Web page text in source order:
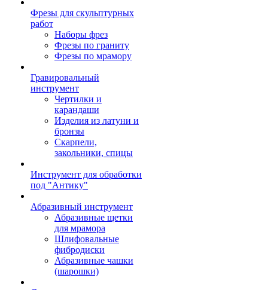
Фрезы для скульптурных
работ
Наборы фрез
Фрезы по граниту
Фрезы по мрамору
Гравировальный
инструмент
Чертилки и
карандаши
Изделия из латуни и
бронзы
Скарпели,
закольники, спицы
Инструмент для обработки
под "Антику"
Абразивный инструмент
Абразивные щетки
для мрамора
Шлифовальные
фибродиски
Абразивные чашки
(шарошки)